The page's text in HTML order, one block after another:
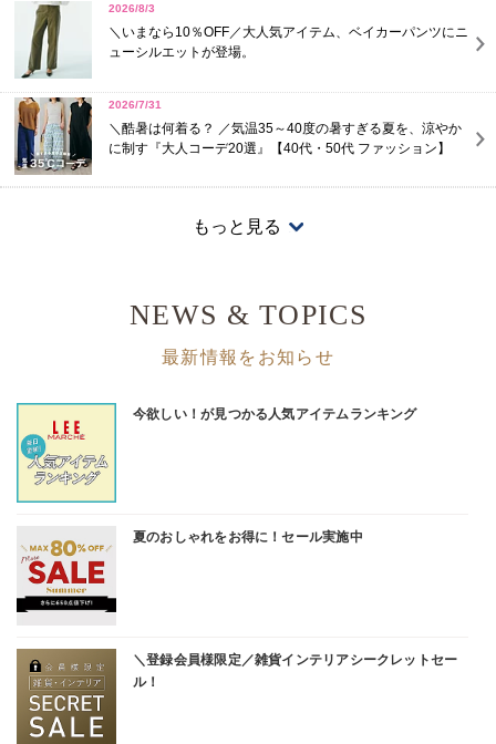
2026/8/3
＼いまなら10％OFF／大人気アイテム、ベイカーパンツにニ
ューシルエットが登場。
2026/7/31
＼酷暑は何着る？ ／気温35～40度の暑すぎる夏を、涼やか
に制す『大人コーデ20選』【40代・50代 ファッション】
【2026年猛暑対策】35度超えも涼しく！「考えなくても決ま
大人のTシャツは、白・黒・グレーがあればいい！
【THE SHINZONE】まるでタオルな極上シアーカーデ！ 日
骨格タイプで選ぶ！ストレート・ウェーブ・ナチュラルの
【福田麻琴さん別注】PACK TEE（２枚セット＋オリジナル
2026/7/3
もっと見る
NEWS & TOPICS
最新情報をお知らせ